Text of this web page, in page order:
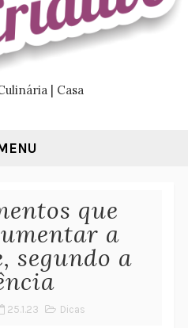
| Casa
que
a
segundo a
25.1.23 Dicas